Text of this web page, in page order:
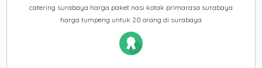
catering surabaya harga paket nasi kotak primarasa surabaya
harga tumpeng untuk 20 orang di surabaya